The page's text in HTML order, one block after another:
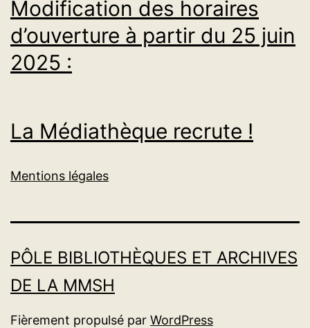
Modification des horaires
d’ouverture à partir du 25 juin
2025 :
La Médiathèque recrute !
Mentions légales
PÔLE BIBLIOTHÈQUES ET ARCHIVES
DE LA MMSH
Fièrement propulsé par WordPress